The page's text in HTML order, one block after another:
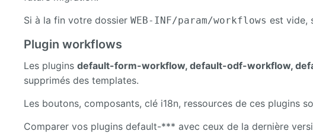
Si à la fin votre dossier WEB-INF/param/workflows est vide,
Plugin workflows
Les plugins default-form-workflow, default-odf-workflow,
supprimés des templates.
Les boutons, composants, clé i18n, ressources de ces plugins
Comparer vos plugins default-*** avec ceux de la dernière